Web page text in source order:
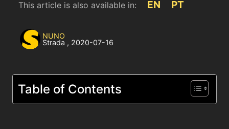
This article is also available in: EN PT
NUNO
Strada , 2020-07-16
Table of Contents